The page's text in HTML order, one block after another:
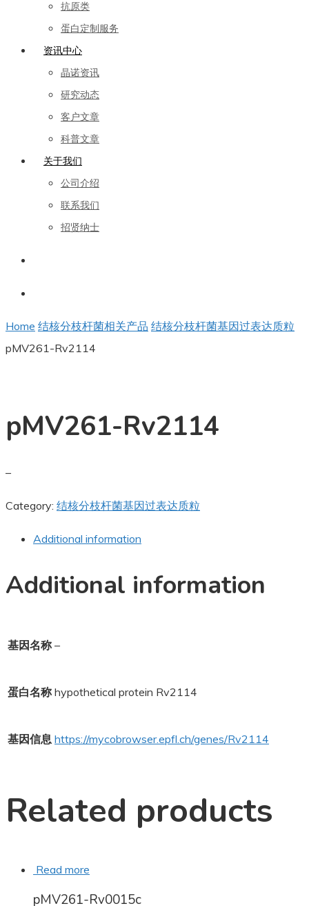
抗原类
蛋白定制服务
资讯中心
晶诺资讯
研究动态
客户文章
科普文章
关于我们
公司介绍
联系我们
招贤纳士
Home 结核分枝杆菌相关产品 结核分枝杆菌基因过表达质粒
pMV261-Rv2114
pMV261-Rv2114
–
Category: 结核分枝杆菌基因过表达质粒
Additional information
Additional information
基因名称 –
蛋白名称 hypothetical protein Rv2114
基因信息 https://mycobrowser.epfl.ch/genes/Rv2114
Related products
Read more
pMV261-Rv0015c